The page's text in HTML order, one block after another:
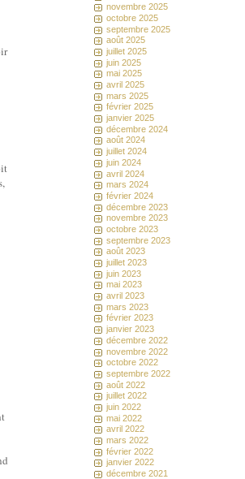
novembre 2025
octobre 2025
septembre 2025
août 2025
juillet 2025
juin 2025
mai 2025
avril 2025
mars 2025
février 2025
janvier 2025
décembre 2024
août 2024
juillet 2024
juin 2024
avril 2024
mars 2024
février 2024
décembre 2023
novembre 2023
octobre 2023
septembre 2023
août 2023
juillet 2023
juin 2023
mai 2023
avril 2023
mars 2023
février 2023
janvier 2023
décembre 2022
novembre 2022
octobre 2022
septembre 2022
août 2022
juillet 2022
juin 2022
mai 2022
avril 2022
mars 2022
février 2022
janvier 2022
décembre 2021